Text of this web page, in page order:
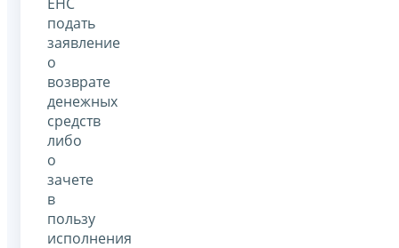
подать
заявление
о
возврате
денежных
средств
либо
о
зачете
в
пользу
исполнения